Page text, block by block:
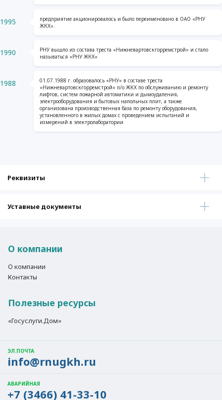
1995
предприятие акционировалось и было переименовано в ОАО «РНУ
ЖКХ».
1990
РНУ вышло из состава треста «Нижневартовскгорремстрой» и стало
называться «РНУ ЖКХ»
1988
01.07.1988 г. образовалось «РНУ» в составе треста
«Нижневартовскгорремстрой» п/о ЖКХ по обслуживанию и ремонту
лифтов, систем пожарной автоматики и дымоудаления,
электрооборудования и бытовых напольных плит, а также
организована производственная база по ремонту оборудования,
установленного в жилых домах с проведением испытаний и
измерений в электролаборатории
Реквизиты
Уставные документы
О компании
О компании
Контакты
Полезные ресурсы
«Госуслуги.Дом»
ЭЛ.ПОЧТА
info@rnugkh.ru
АВАРИЙНАЯ
+7 (3466) 41-33-10